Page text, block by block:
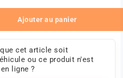
Ajouter au panier
cet article soit
ou ce produit n'est
ligne ?